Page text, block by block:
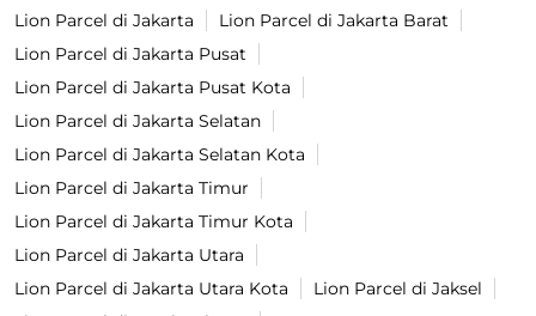
Lion Parcel di Jakarta
Lion Parcel di Jakarta Barat
Lion Parcel di Jakarta Pusat
Lion Parcel di Jakarta Pusat Kota
Lion Parcel di Jakarta Selatan
Lion Parcel di Jakarta Selatan Kota
Lion Parcel di Jakarta Timur
Lion Parcel di Jakarta Timur Kota
Lion Parcel di Jakarta Utara
Lion Parcel di Jakarta Utara Kota
Lion Parcel di Jaksel